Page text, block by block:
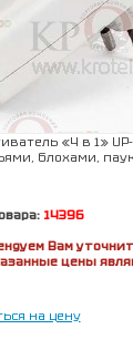
«4 в 1» UP-
блохами,
14396
Вам
цены
на цену